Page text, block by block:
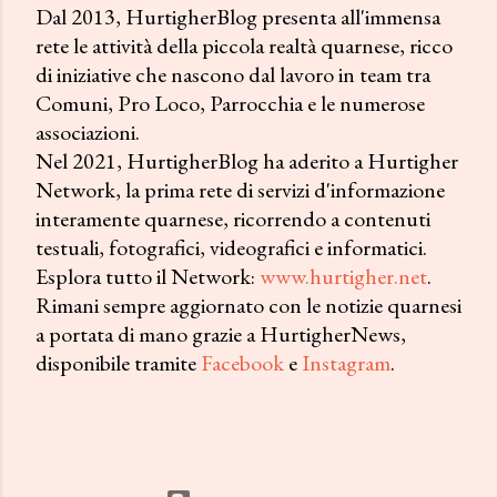
Dal 2013, HurtigherBlog presenta all'immensa
rete le attività della piccola realtà quarnese, ricco
di iniziative che nascono dal lavoro in team tra
Comuni, Pro Loco, Parrocchia e le numerose
associazioni.
Nel 2021, HurtigherBlog ha aderito a Hurtigher
Network, la prima rete di servizi d'informazione
interamente quarnese, ricorrendo a contenuti
testuali, fotografici, videografici e informatici.
Esplora tutto il Network: www.hurtigher.net.
Rimani sempre aggiornato con le notizie quarnesi
a portata di mano grazie a HurtigherNews,
disponibile tramiteFacebookeInstagram.